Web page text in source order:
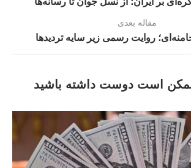
مقاله بعدی
روایت رسمی زیر سایه تردیدها
است دوست داشته باشید